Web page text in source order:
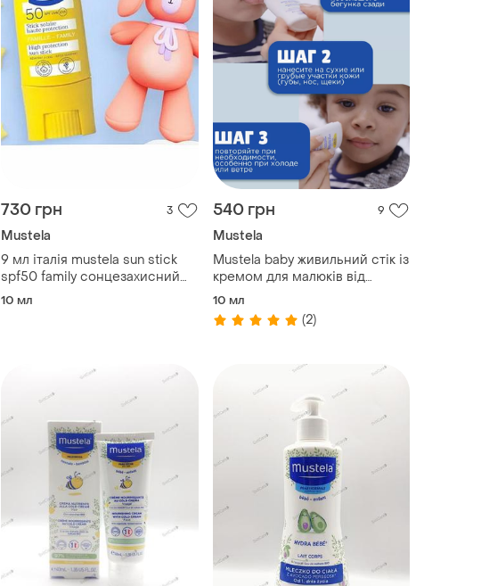
730 грн 3
Mustela
9 мл італія mustela sun stick
spf50 family сонцезахисний
крем стік всієї родини спф
10 мл
540 грн 9
Mustela
Mustela baby живильний стік із
кремом для малюків від
холоду 9,2 г 0,32 унції обличчя
крем mtl-03615
10 мл
(2)